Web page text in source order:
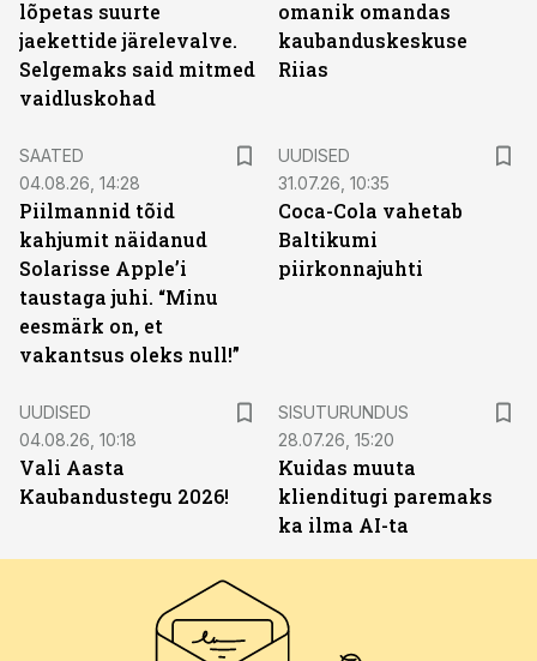
lõpetas suurte
jaekettide järelevalve.
Selgemaks said mitmed
vaidluskohad
omanik omandas
kaubanduskeskuse
Riias
SAATED
04.08.26, 14:28
Piilmannid tõid
kahjumit näidanud
Solarisse Apple’i
taustaga juhi. “Minu
eesmärk on, et
vakantsus oleks null!”
UUDISED
31.07.26, 10:35
Coca-Cola vahetab
Baltikumi
piirkonnajuhti
UUDISED
04.08.26, 10:18
Vali Aasta
Kaubandustegu 2026!
SISUTURUNDUS
28.07.26, 15:20
Kuidas muuta
klienditugi paremaks
ka ilma AI-ta